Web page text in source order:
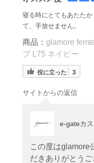
寝る時にとてもあたた
て、手放せません。
商品： glamore
プ L75 ネイビー
役に立った 3
サイトからの返信
e-gateカ
この度はglamore
だきありがとうご